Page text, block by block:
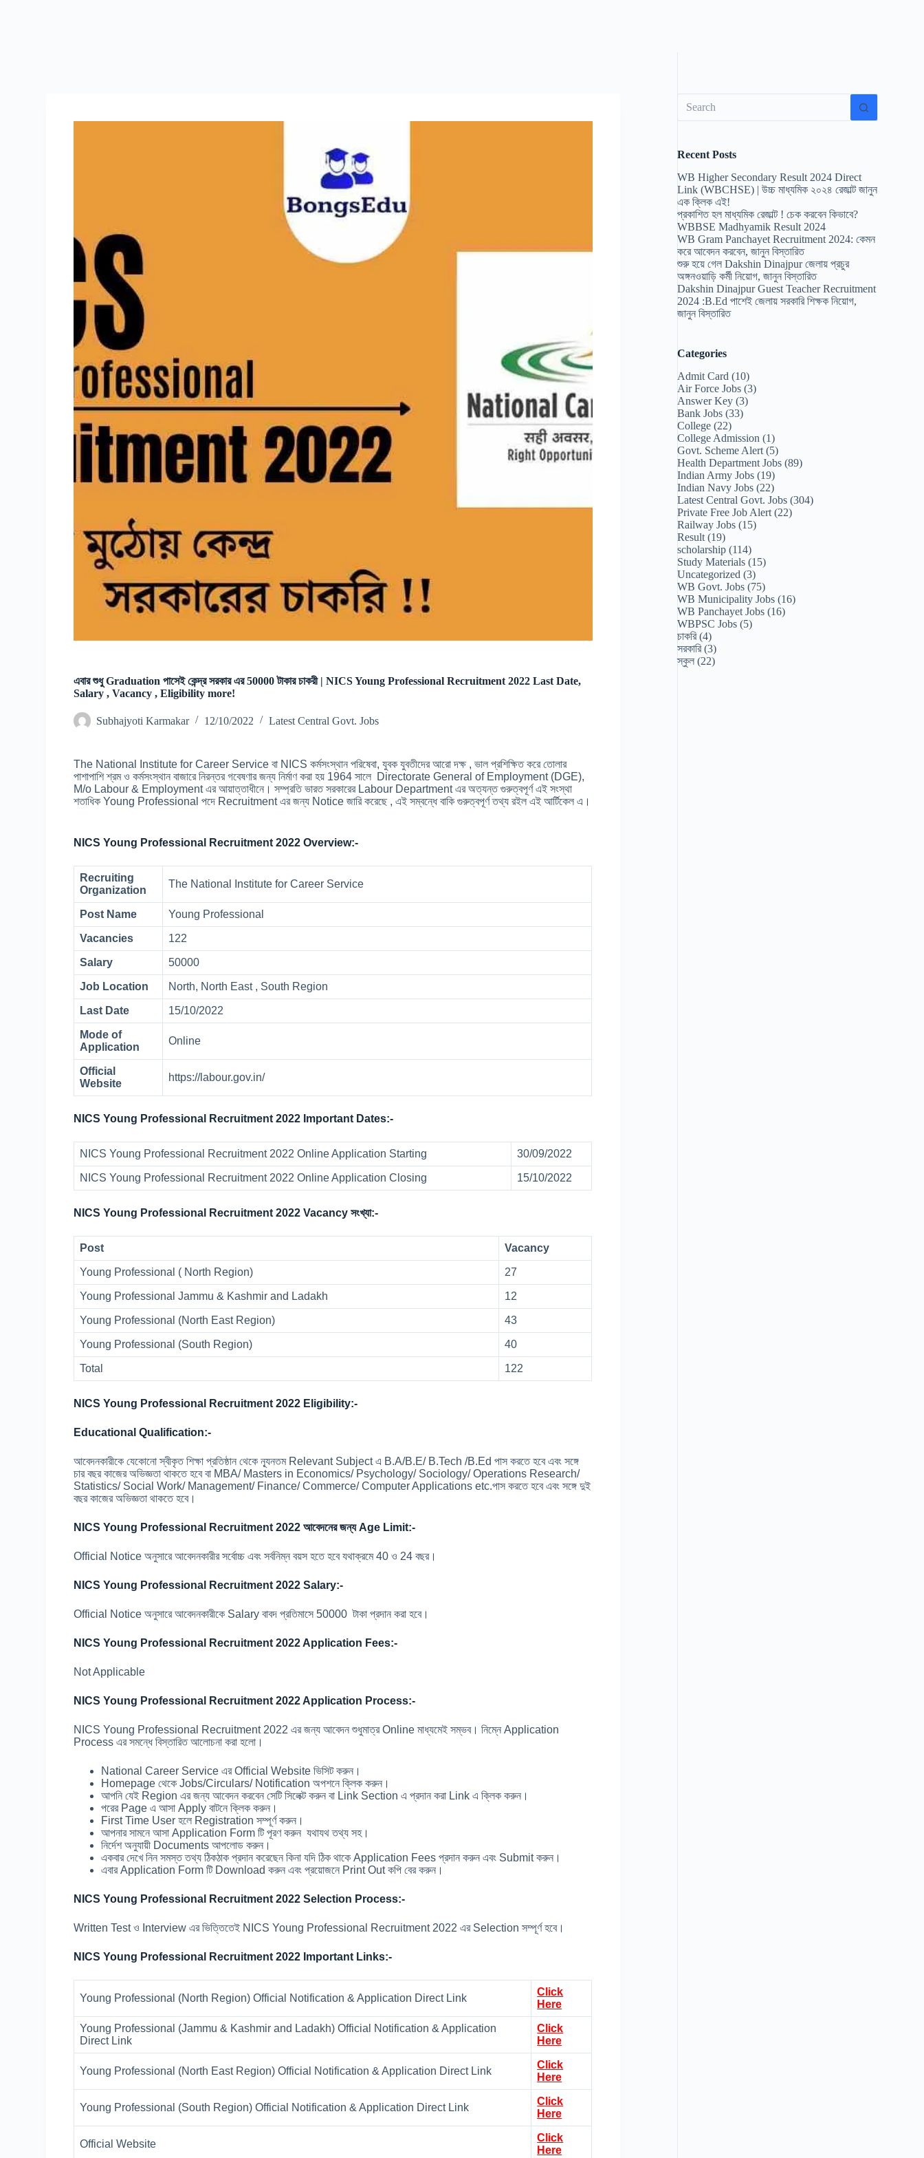
এবার শুধু Graduation পাসেই কেন্দ্র সরকার এর 50000 টাকার চাকরী | NICS Young Professional Recruitment 2022 Last Date,
Salary , Vacancy , Eligibility more!
Subhajyoti Karmakar 12/10/2022 Latest Central Govt. Jobs
The National Institute for Career Service বা NICS কর্মসংস্থান পরিষেবা, যুবক যুবতীদের আরো দক্ষ , ভাল প্রশিক্ষিত করে তোলার
পাশাপাশি শ্রম ও কর্মসংস্থান বাজারে নিরন্তর গবেষণার জন্য নির্মাণ করা হয় 1964 সালে Directorate General of Employment (DGE),
M/o Labour & Employment এর আয়াত্তাধীনে। সম্প্রতি ভারত সরকারের Labour Department এর অত্যন্ত গুরুত্বপূর্ণ এই সংস্থা
শতাধিক Young Professional পদে Recruitment এর জন্য Notice জারি করেছে , এই সম্বন্ধে বাকি গুরুত্বপূর্ণ তথ্য রইল এই আর্টিকেল এ।
NICS Young Professional Recruitment 2022 Overview:-
Recruiting
Organization
The National Institute for Career Service
Post Name Young Professional
Vacancies 122
Salary 50000
Job Location North, North East , South Region
Last Date 15/10/2022
Mode of
Application
Online
Official
Website
https://labour.gov.in/
NICS Young Professional Recruitment 2022 Important Dates:-
NICS Young Professional Recruitment 2022 Online Application Starting 30/09/2022
NICS Young Professional Recruitment 2022 Online Application Closing 15/10/2022
NICS Young Professional Recruitment 2022 Vacancy সংখ্যা:-
Post Vacancy
Young Professional ( North Region) 27
Young Professional Jammu & Kashmir and Ladakh 12
Young Professional (North East Region) 43
Young Professional (South Region) 40
Total 122
NICS Young Professional Recruitment 2022 Eligibility:-
Educational Qualification:-
আবেদনকারীকে যেকোনো স্বীকৃত শিক্ষা প্রতিষ্ঠান থেকে ন্যূনতম Relevant Subject এ B.A/B.E/ B.Tech /B.Ed পাস করতে হবে এবং সঙ্গে
চার বছর কাজের অভিজ্ঞতা থাকতে হবে বা MBA/ Masters in Economics/ Psychology/ Sociology/ Operations Research/
Statistics/ Social Work/ Management/ Finance/ Commerce/ Computer Applications etc.পাস করতে হবে এবং সঙ্গে দুই
বছর কাজের অভিজ্ঞতা থাকতে হবে।
NICS Young Professional Recruitment 2022 আবেদনের জন্য Age Limit:-
Official Notice অনুসারে আবেদনকারীর সর্বোচ্চ এবং সর্বনিম্ন বয়স হতে হবে যথাক্রমে 40 ও 24 বছর।
NICS Young Professional Recruitment 2022 Salary:-
Official Notice অনুসারে আবেদনকারীকে Salary বাবদ প্রতিমাসে 50000 টাকা প্রদান করা হবে।
NICS Young Professional Recruitment 2022 Application Fees:-
Not Applicable
NICS Young Professional Recruitment 2022 Application Process:-
NICS Young Professional Recruitment 2022 এর জন্য আবেদন শুধুমাত্র Online মাধ্যমেই সম্ভব। নিম্নে Application
Process এর সমন্ধে বিস্তারিত আলোচনা করা হলো।
National Career Service এর Official Website ভিসিট করুন।
Homepage থেকে Jobs/Circulars/ Notification অপশনে ক্লিক করুন।
আপনি যেই Region এর জন্য আবেদন করবেন সেটি সিলেক্ট করুন বা Link Section এ প্রদান করা Link এ ক্লিক করুন।
পরের Page এ আসা Apply বাটনে ক্লিক করুন।
First Time User হলে Registration সম্পূর্ণ করুন।
আপনার সামনে আসা Application Form টি পূরণ করুন যথাযথ তথ্য সহ।
নির্দেশ অনুযায়ী Documents আপলোড করুন।
একবার দেখে নিন সমস্ত তথ্য ঠিকঠাক প্রদান করেছেন কিনা যদি ঠিক থাকে Application Fees প্রদান করুন এবং Submit করুন।
এবার Application Form টি Download করুন এবং প্রয়োজনে Print Out কপি বের করুন।
NICS Young Professional Recruitment 2022 Selection Process:-
Written Test ও Interview এর ভিত্তিতেই NICS Young Professional Recruitment 2022 এর Selection সম্পূর্ণ হবে।
NICS Young Professional Recruitment 2022 Important Links:-
Young Professional (North Region) Official Notification & Application Direct Link
Click
Here
Young Professional (Jammu & Kashmir and Ladakh) Official Notification & Application
Direct Link
Click
Here
Young Professional (North East Region) Official Notification & Application Direct Link
Click
Here
Young Professional (South Region) Official Notification & Application Direct Link
Click
Here
Official Website
Click
Here
results
Recent Posts
WB Higher Secondary Result 2024 Direct
Link (WBCHSE) | উচ্চ মাধ্যমিক ২০২৪ রেজাল্ট জানুন
এক ক্লিক এই!
প্রকাশিত হল মাধ্যমিক রেজাল্ট ! চেক করবেন কিভাবে?
WBBSE Madhyamik Result 2024
WB Gram Panchayet Recruitment 2024: কেমন
করে আবেদন করবেন, জানুন বিস্তারিত
শুরু হয়ে গেল Dakshin Dinajpur জেলায় প্রচুর
অঙ্গনওয়াড়ি কর্মী নিয়োগ, জানুন বিস্তারিত
Dakshin Dinajpur Guest Teacher Recruitment
2024 :B.Ed পাশেই জেলায় সরকারি শিক্ষক নিয়োগ,
জানুন বিস্তারিত
Categories
Admit Card (10)
Air Force Jobs (3)
Answer Key (3)
Bank Jobs (33)
College (22)
College Admission (1)
Govt. Scheme Alert (5)
Health Department Jobs (89)
Indian Army Jobs (19)
Indian Navy Jobs (22)
Latest Central Govt. Jobs (304)
Private Free Job Alert (22)
Railway Jobs (15)
Result (19)
scholarship (114)
Study Materials (15)
Uncategorized (3)
WB Govt. Jobs (75)
WB Municipality Jobs (16)
WB Panchayet Jobs (16)
WBPSC Jobs (5)
চাকরি(4)
সরকারি(3)
স্কুল (22)